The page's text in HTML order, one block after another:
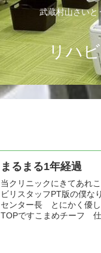
武蔵村山さいと
リハ
まるまる1年経過
当クリニックにきてあれ
ビリスタッフPT版の僕な
センター長 とにかく優
TOPですこまめチーフ